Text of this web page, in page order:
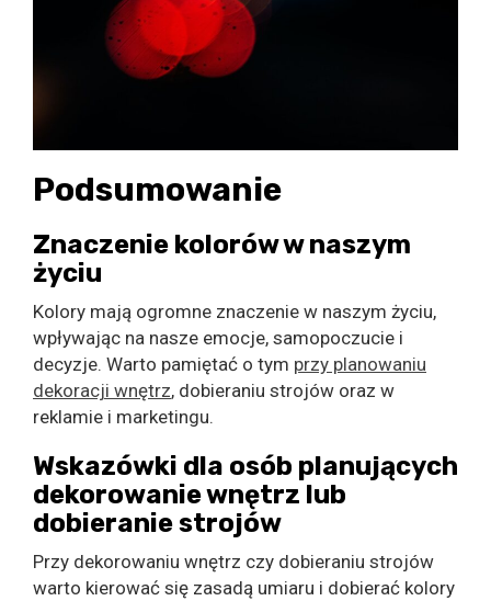
Podsumowanie
Znaczenie kolorów w naszym
życiu
Kolory mają ogromne znaczenie w naszym życiu,
wpływając na nasze emocje, samopoczucie i
decyzje. Warto pamiętać o tym przy planowaniu
dekoracji wnętrz, dobieraniu strojów oraz w
reklamie i marketingu.
Wskazówki dla osób planujących
dekorowanie wnętrz lub
dobieranie strojów
Przy dekorowaniu wnętrz czy dobieraniu strojów
warto kierować się zasadą umiaru i dobierać kolory